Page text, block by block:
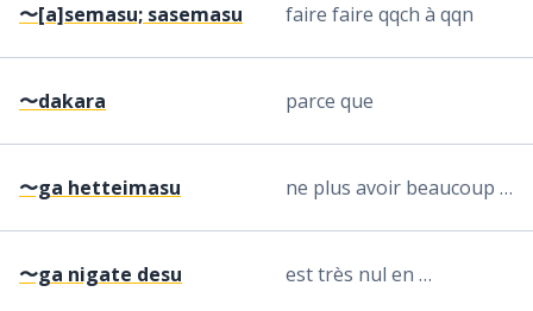
〜[a]semasu; sasemasu faire faire qqch à qqn
〜dakara parce que
〜ga hetteimasu ne plus avoir beaucoup de …
〜ga nigate desu est très nul en …